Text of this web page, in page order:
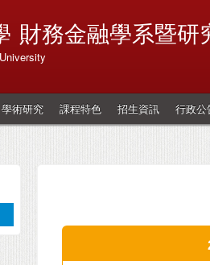
財務金融學系暨研
學術研究 課程特色 招生資訊 行政公